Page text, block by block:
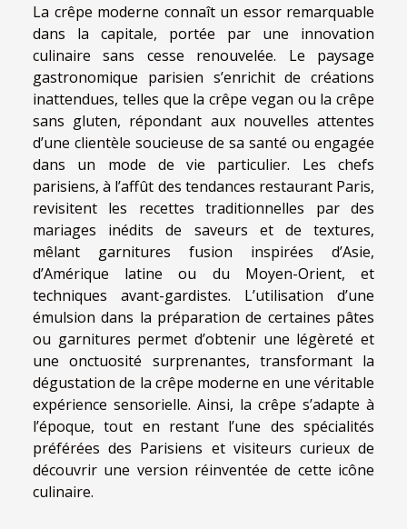
La crêpe moderne connaît un essor remarquable
dans la capitale, portée par une innovation
culinaire sans cesse renouvelée. Le paysage
gastronomique parisien s’enrichit de créations
inattendues, telles que la crêpe vegan ou la crêpe
sans gluten, répondant aux nouvelles attentes
d’une clientèle soucieuse de sa santé ou engagée
dans un mode de vie particulier. Les chefs
parisiens, à l’affût des tendances restaurant Paris,
revisitent les recettes traditionnelles par des
mariages inédits de saveurs et de textures,
mêlant garnitures fusion inspirées d’Asie,
d’Amérique latine ou du Moyen-Orient, et
techniques avant-gardistes. L’utilisation d’une
émulsion dans la préparation de certaines pâtes
ou garnitures permet d’obtenir une légèreté et
une onctuosité surprenantes, transformant la
dégustation de la crêpe moderne en une véritable
expérience sensorielle. Ainsi, la crêpe s’adapte à
l’époque, tout en restant l’une des spécialités
préférées des Parisiens et visiteurs curieux de
découvrir une version réinventée de cette icône
culinaire.